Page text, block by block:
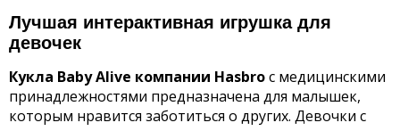
Лучшая интерактивная игрушка для
девочек
Кукла BabyAlive компании Hasbroс медицинскими
принадлежностями предназначена для малышек,
которым нравится заботиться о других. Девочки с